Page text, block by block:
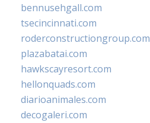
bennusehgall.com
tsecincinnati.com
roderconstructiongroup.com
plazabatai.com
hawkscayresort.com
hellonquads.com
diarioanimales.com
decogaleri.com